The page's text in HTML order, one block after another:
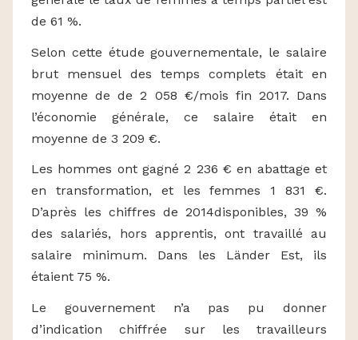
de 61 %.
Selon cette étude gouvernementale, le salaire
brut mensuel des temps complets était en
moyenne de de 2 058 €/mois fin 2017. Dans
l’économie générale, ce salaire était en
moyenne de 3 209 €.
Les hommes ont gagné 2 236 € en abattage et
en transformation, et les femmes 1 831 €.
D’après les chiffres de 2014disponibles, 39 %
des salariés, hors apprentis, ont travaillé au
salaire minimum. Dans les Länder Est, ils
étaient 75 %.
Le gouvernement n’a pas pu donner
d’indication chiffrée sur les travailleurs